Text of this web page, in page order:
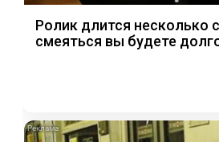
Ролик длится несколько
смеяться вы будете